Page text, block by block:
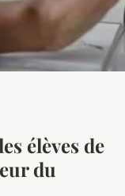
3ème :
!
élèves de
du